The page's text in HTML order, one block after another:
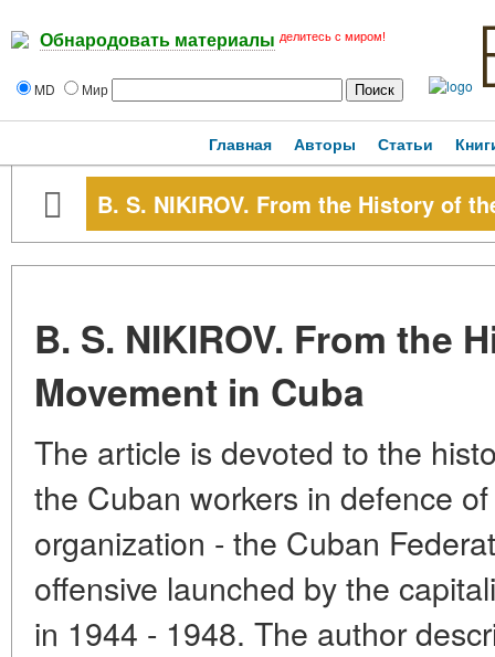
Обнародовать материалы делитесь с миром!
MD Мир
Главная Авторы Статьи
B. S. NIKIROV. From the History of
B. S. NIKIROV. From the
Movement in Cuba
The article is devoted to the
the Cuban workers in defence
organization - the Cuban
offensive launched by the
in 1944 - 1948. The author